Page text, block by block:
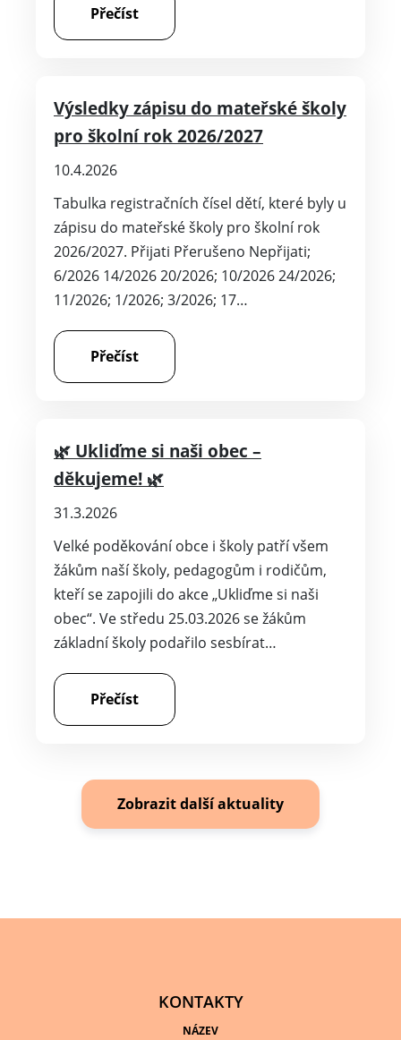
Přečíst
Výsledky zápisu do mateřské školy
pro školní rok 2026/2027
10.4.2026
Tabulka registračních čísel dětí, které byly u
zápisu do mateřské školy pro školní rok
2026/2027. Přijati Přerušeno Nepřijati;
6/2026 14/2026 20/2026; 10/2026 24/2026;
11/2026; 1/2026; 3/2026; 17…
Přečíst
🌿 Ukliďme si naši obec –
děkujeme! 🌿
31.3.2026
Velké poděkování obce i školy patří všem
žákům naší školy, pedagogům i rodičům,
kteří se zapojili do akce „Ukliďme si naši
obec“. Ve středu 25.03.2026 se žákům
základní školy podařilo sesbírat…
Přečíst
Zobrazit další aktuality
KONTAKTY
NÁZEV